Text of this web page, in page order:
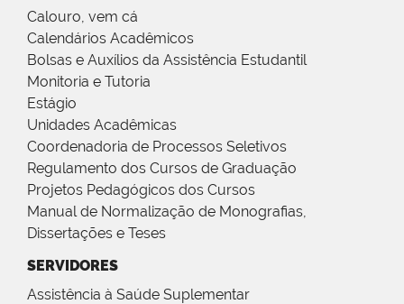
Calouro, vem cá
Calendários Acadêmicos
Bolsas e Auxílios da Assistência Estudantil
Monitoria e Tutoria
Estágio
Unidades Acadêmicas
Coordenadoria de Processos Seletivos
Regulamento dos Cursos de Graduação
Projetos Pedagógicos dos Cursos
Manual de Normalização de Monografias,
Dissertações e Teses
SERVIDORES
Assistência à Saúde Suplementar